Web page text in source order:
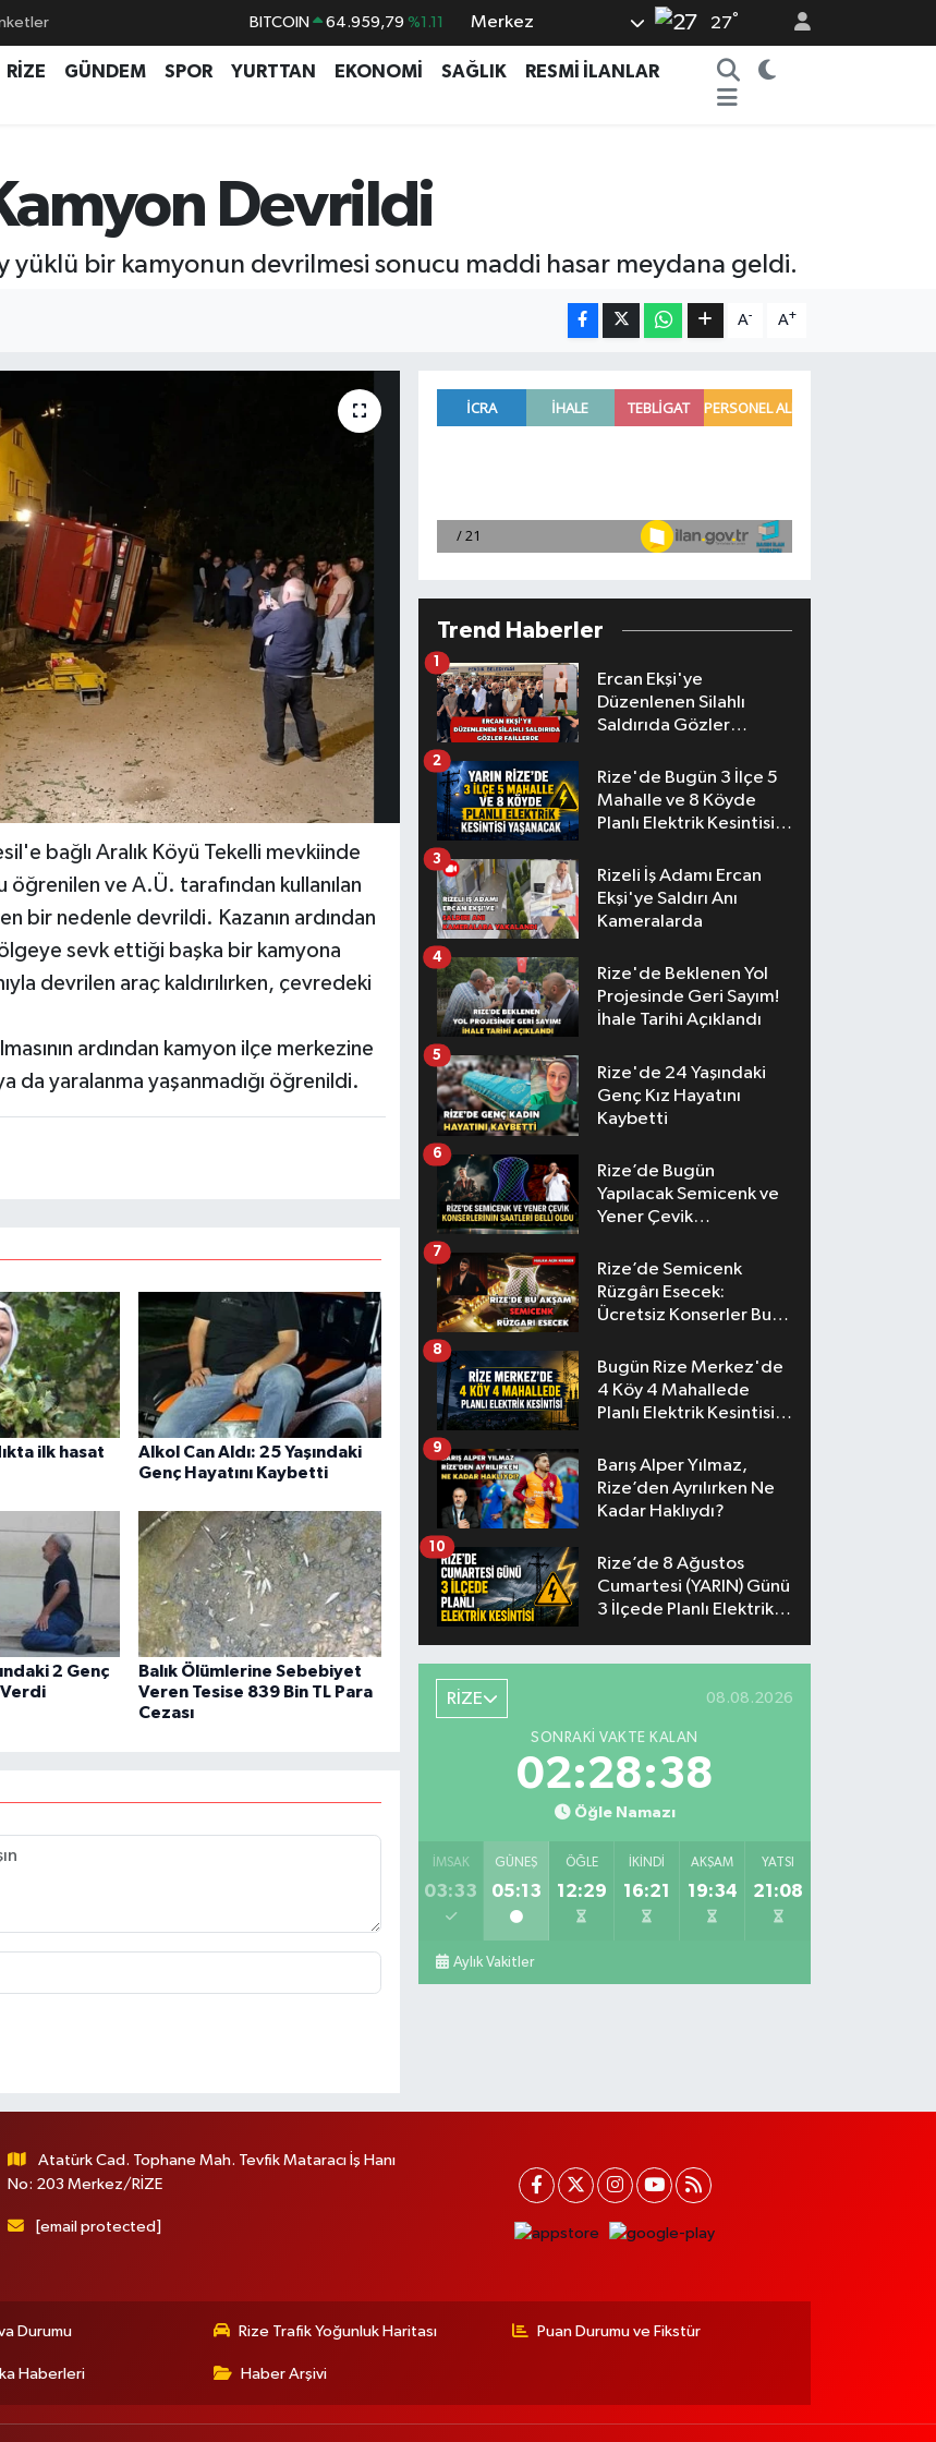
BITCOIN 64.959,79 %1.11
DOLAR 47,7436 %0.18
GRAM ALTIN 6660.55 %0.03
BİST100 13.779 %-14
Merkez 27°
RİZE GÜNDEM SPOR YURTTAN EKONOMİ SAĞLIK
RESMİ İLANLAR
Devrildi
yüklü bir kamyonun devrilmesi sonucu maddi hasar meydana geldi.
A- A+
bağlı Aralık Köyü Tekelli mevkiinde
ve A.Ü. tarafından kullanılan
bir nedenle devrildi. Kazanın ardından
sevk ettiği başka bir kamyona
devrilen araç kaldırılırken, çevredeki
ardından kamyon ilçe merkezine
da yaralanma yaşanmadığı öğrenildi.
ilk hasat
Alkol Can Aldı: 25 Yaşındaki
Genç Hayatını Kaybetti
2 Genç
Verdi
Balık Ölümlerine Sebebiyet
Veren Tesise 839 Bin TL Para
Cezası
Trend Haberler
Ercan Ekşi'ye
Düzenlenen Silahlı
Saldırıda Gözler
1
Rize'de Bugün 3 İlçe 5
Mahalle ve 8 Köyde
Planlı Elektrik Kesintisi
2
Rizeli İş Adamı Ercan
Ekşi'ye Saldırı Anı
Kameralarda
3
Rize'de Beklenen Yol
Projesinde Geri Sayım!
İhale Tarihi Açıklandı
4
Rize'de 24 Yaşındaki
Genç Kız Hayatını
Kaybetti
5
Rize’de Bugün
Yapılacak Semicenk ve
Yener Çevik
Belli Oldu
6
Rize’de Semicenk
Rüzgârı Esecek:
Ücretsiz Konserler Bu
7
Bugün Rize Merkez'de
4 Köy 4 Mahallede
Planlı Elektrik Kesintisi
8
Barış Alper Yılmaz,
Rize’den Ayrılırken Ne
Kadar Haklıydı?
9
Rize’de 8 Ağustos
Cumartesi (YARIN) Günü
3 İlçede Planlı Elektrik
10
RİZE 08.08.2026
SONRAKI VAKTE KALAN
02:28:37
Öğle Namazı
İMSAK
03:33
GÜNEŞ
05:13
ÖĞLE
12:29
İKINDI
16:21
AKŞAM
19:34
YATSI
21:08
Aylık Vakitler
Atatürk Cad. Tophane Mah. Tevfik Mataracı İş Hanı
No: 203 Merkez/RİZE
[email protected]
Durumu Rize Trafik Yoğunluk Haritası Puan Durumu ve Fikstür
Haberleri Haber Arşivi